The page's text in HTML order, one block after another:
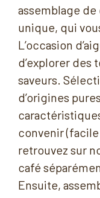
assemblage de
unique, qui
L’occasion
d’explorer des
saveurs.
d’origines
convenir
retrouvez sur
café
Ensuite,